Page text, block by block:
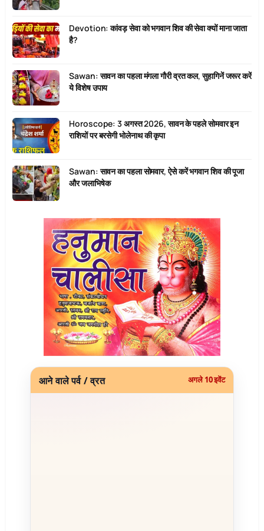
Devotion: कांवड़ सेवा को भगवान शिव की सेवा क्यों माना जाता
है?
Sawan: सावन का पहला मंगला गौरी व्रत कल, सुहागिनें जरूर करें
ये विशेष उपाय
Horoscope: 3 अगस्त 2026, सावन के पहले सोमवार इन
राशियों पर बरसेगी भोलेनाथ की कृपा
Sawan: सावन का पहला सोमवार, ऐसे करें भगवान शिव की पूजा
और जलाभिषेक
आने वाले पर्व / व्रत अगले 10 इवेंट